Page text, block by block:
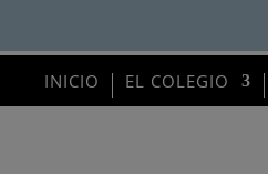
INICIO EL COLEGIO